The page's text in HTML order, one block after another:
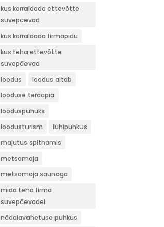
kus korraldada ettevõtte
suvepäevad
kus korraldada firmapidu
kus teha ettevõtte
suvepäevad
loodus
loodus aitab
looduse teraapia
looduspuhuks
loodusturism
lühipuhkus
majutus spithamis
metsamaja
metsamaja saunaga
mida teha firma
suvepäevadel
nädalavahetuse puhkus